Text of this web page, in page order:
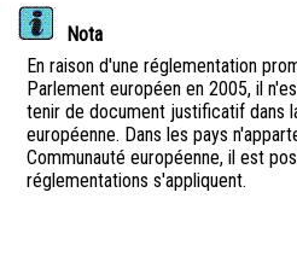
Nota
En raison d'une réglementation
Parlement européen en 2005, il
tenir de document justificatif dans
européenne. Dans les pays
Communauté européenne, il est
réglementations s'appliquent.